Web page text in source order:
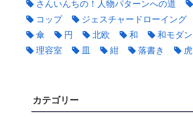
さんいんちの！人物パターンへの道
コップ
ジェスチャードローイング
傘
円 北欧 和 和モダン
理容室
紺 落書き 虎
カテゴリー